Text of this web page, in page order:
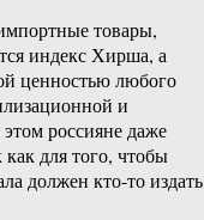
товары,
индекс Хирша, а
ценностью любого
и
россияне даже
для того, чтобы
должен кто-то